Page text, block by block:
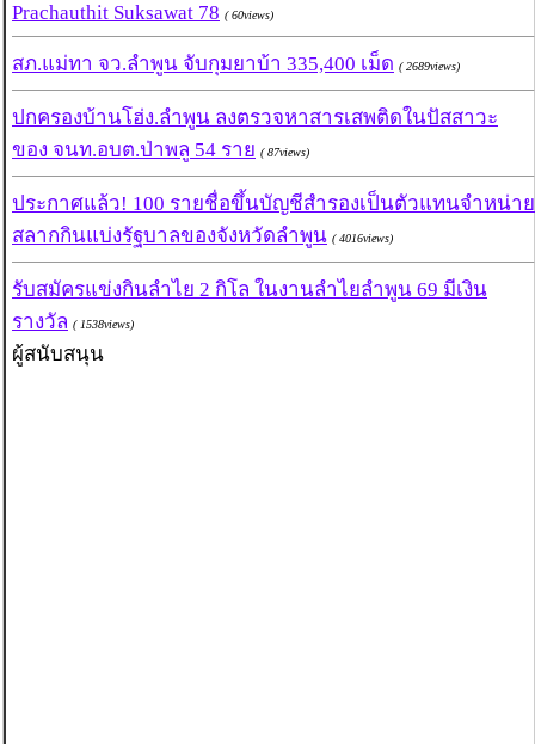
Prachauthit Suksawat 78 ( 60views)
สภ.แม่ทา จว.ลำพูน จับกุมยาบ้า 335,400 เม็ด ( 2689views)
ปกครองบ้านโฮ่ง.ลำพูน ลงตรวจหาสารเสพติดในปัสสาวะ
ของ จนท.อบต.ป่าพลู 54 ราย ( 87views)
ประกาศแล้ว! 100 รายชื่อขึ้นบัญชีสำรองเป็นตัวแทนจำหน่าย
สลากกินแบ่งรัฐบาลของจังหวัดลำพูน ( 4016views)
รับสมัครแข่งกินลำไย 2 กิโล ในงานลำไยลำพูน 69 มีเงิน
รางวัล ( 1538views)
ผู้สนับสนุน